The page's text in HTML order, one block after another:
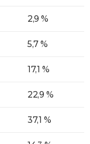
2,9 %
5,7 %
17,1 %
22,9 %
37,1 %